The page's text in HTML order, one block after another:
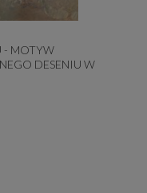
- MOTYW
DESENIU W